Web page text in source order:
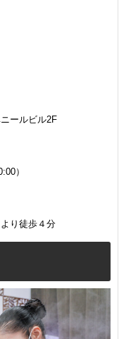
ールビル2F
）
り徒歩４分